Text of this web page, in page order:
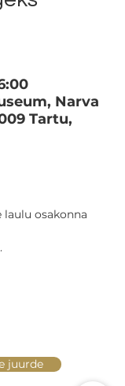
Narva
Tartu,
laulu osakonna
juurde